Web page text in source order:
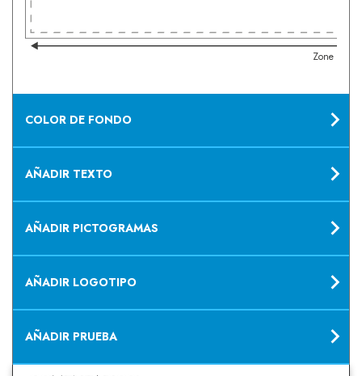
Zone
COLOR DE FONDO
AÑADIR TEXTO
AÑADIR PICTOGRAMAS
AÑADIR LOGOTIPO
AÑADIR PRUEBA